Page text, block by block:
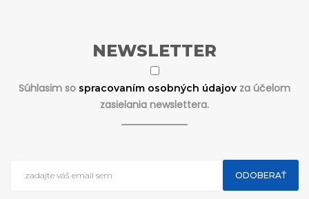
NEWSLETTER
Súhlasim so spracovaním osobných údajov za účelom
zasielania newslettera.
ODOBERAŤ